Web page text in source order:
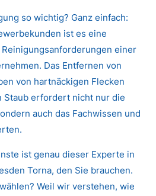
so wichtig? Ganz einfach:
ist es eine
einer
Das Entfernen von
von hartnäckigen Flecken
Staub erfordert nicht nur die
auch das Fachwissen und
ist genau dieser Experte in
Torna, den Sie brauchen.
Weil wir verstehen, wie